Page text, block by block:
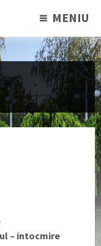
MENIU
– intocmire